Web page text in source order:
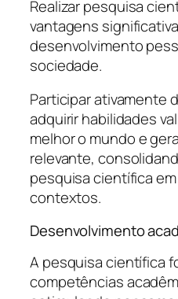
Realizar pesquisa
vantagens
desenvolvimento
sociedade.
Participar ativamente
adquirir habilidades
melhor o mundo e
relevante,
pesquisa científica
contextos.
Desenvolvimento
A pesquisa científica
competências